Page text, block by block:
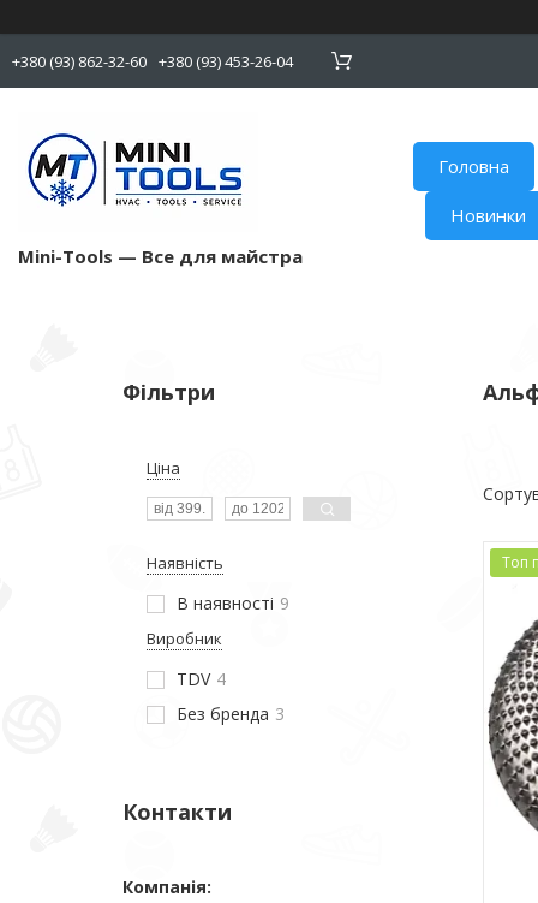
+380 (93) 862-32-60 +380 (93) 453-26-04
Mini-Tools — Все для майстра
Головна
Новинки
Фільтри
Ціна
Наявність
В наявності 9
Виробник
TDV 4
Без бренда 3
Контакти
Топ